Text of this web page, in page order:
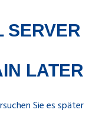
SERVER
LATER
Sie es später